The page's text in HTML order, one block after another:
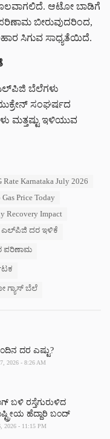
ಆಟೋ ಬಾಡಿಗೆ
ಬೀರುವುದರಿಂದ,
ಸಿಗುವ ಸಾಧ್ಯತೆಯಿದೆ.
ಎಲ್‌ಪಿಜಿ ಬೆಲೆಗಳು
ಸಂಘರ್ಷದ
ಮತ್ತಷ್ಟು ಇಳಿಯುವ
Rate Karnataka July 2026
Price Today
Recovery Impact
ದರ ಇಳಿಕೆ
ಪರಿಣಾಮ
ಗ್ಯಾಸ್ ಬೆಲೆ
ದರ ಎಷ್ಟು?
2026 - 8:26 AM
ಬಳಿ ರಸ್ತೆಗುರುಳಿದ
ಹೆದ್ದಾರಿ ಬಂದ್‌
2026 - 11:15 PM